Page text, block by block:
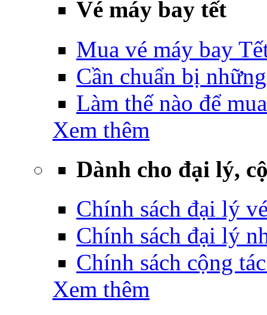
Vé máy bay tết
Mua vé máy bay
Cần chuẩn bị
Làm thế nào để
Xem thêm
Dành cho đại lý,
Chính sách đại lý
Chính sách đại lý
Chính sách cộng
Xem thêm